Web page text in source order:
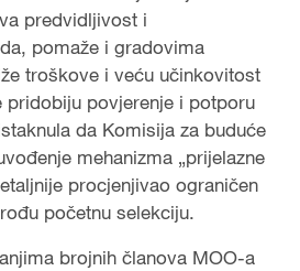
predvidljivost i
pomaže i gradovima
troškove i veću učinkovitost
pridobiju povjerenje i potporu
da Komisija za buduće
mehanizma „prijelazne
procjenjivao ograničen
početnu selekciju.
brojnih članova MOO-a